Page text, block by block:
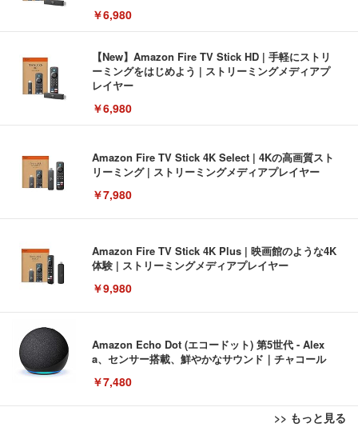
￥6,980
【New】Amazon Fire TV Stick HD | 手軽にストリ
ーミングをはじめよう | ストリーミングメディアプ
レイヤー
￥6,980
Amazon Fire TV Stick 4K Select | 4Kの高画質スト
リーミング | ストリーミングメディアプレイヤー
￥7,980
Amazon Fire TV Stick 4K Plus | 映画館のような4K
体験 | ストリーミングメディアプレイヤー
￥9,980
Amazon Echo Dot (エコードット) 第5世代 - Alex
a、センサー搭載、鮮やかなサウンド｜チャコール
￥7,480
>> もっと見る